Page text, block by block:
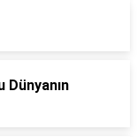
Dünyanın